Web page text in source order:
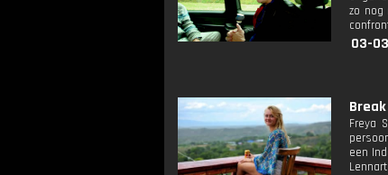
zo nog
03-
Freya
een